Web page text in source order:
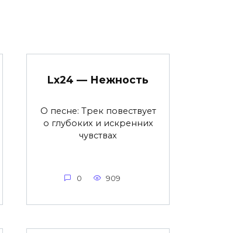
Lx24 — Нежность
О песне: Трек повествует
о глубоких и искренних
чувствах
0 909